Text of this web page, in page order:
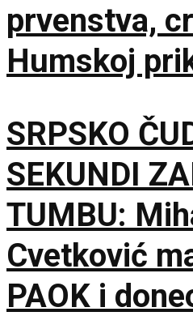
prvenstva,
Humskoj
sezoni!
SRPSKO
SEKUNDI
TUMBU:
Cvetković
PAOK i